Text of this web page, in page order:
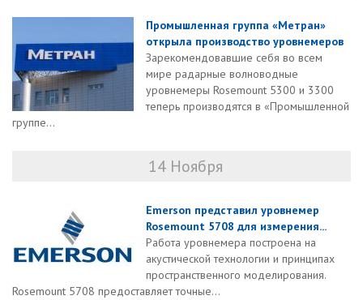
Промышленная группа «Метран»
открыла производство уровнемеров
Зарекомендовавшие себя во всем
мире радарные волноводные
уровнемеры Rosemount 5300 и 3300
теперь производятся в «Промышленной
группе...
14 Ноября
Emerson представил уровнемер
Rosemount 5708 для измерения...
Работа уровнемера построена на
акустической технологии и принципах
пространственного моделирования.
Rosemount 5708 предоставляет точные...